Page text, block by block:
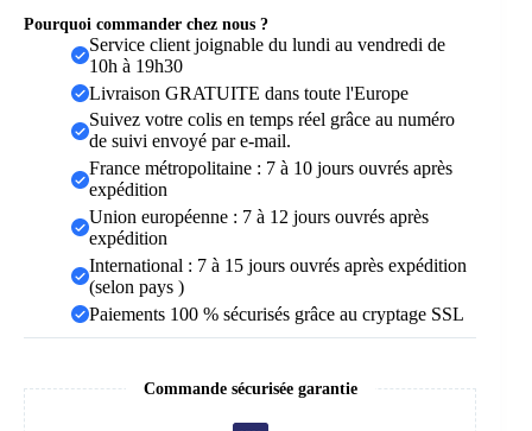
Pourquoi commander chez nous ?
Service client joignable du lundi au vendredi de
10h à 19h30
Livraison GRATUITE dans toute l'Europe
Suivez votre colis en temps réel grâce au numéro
de suivi envoyé par e-mail.
France métropolitaine : 7 à 10 jours ouvrés après
expédition
Union européenne : 7 à 12 jours ouvrés après
expédition
International : 7 à 15 jours ouvrés après expédition
(selon pays )
Paiements 100 % sécurisés grâce au cryptage SSL
Commande sécurisée garantie